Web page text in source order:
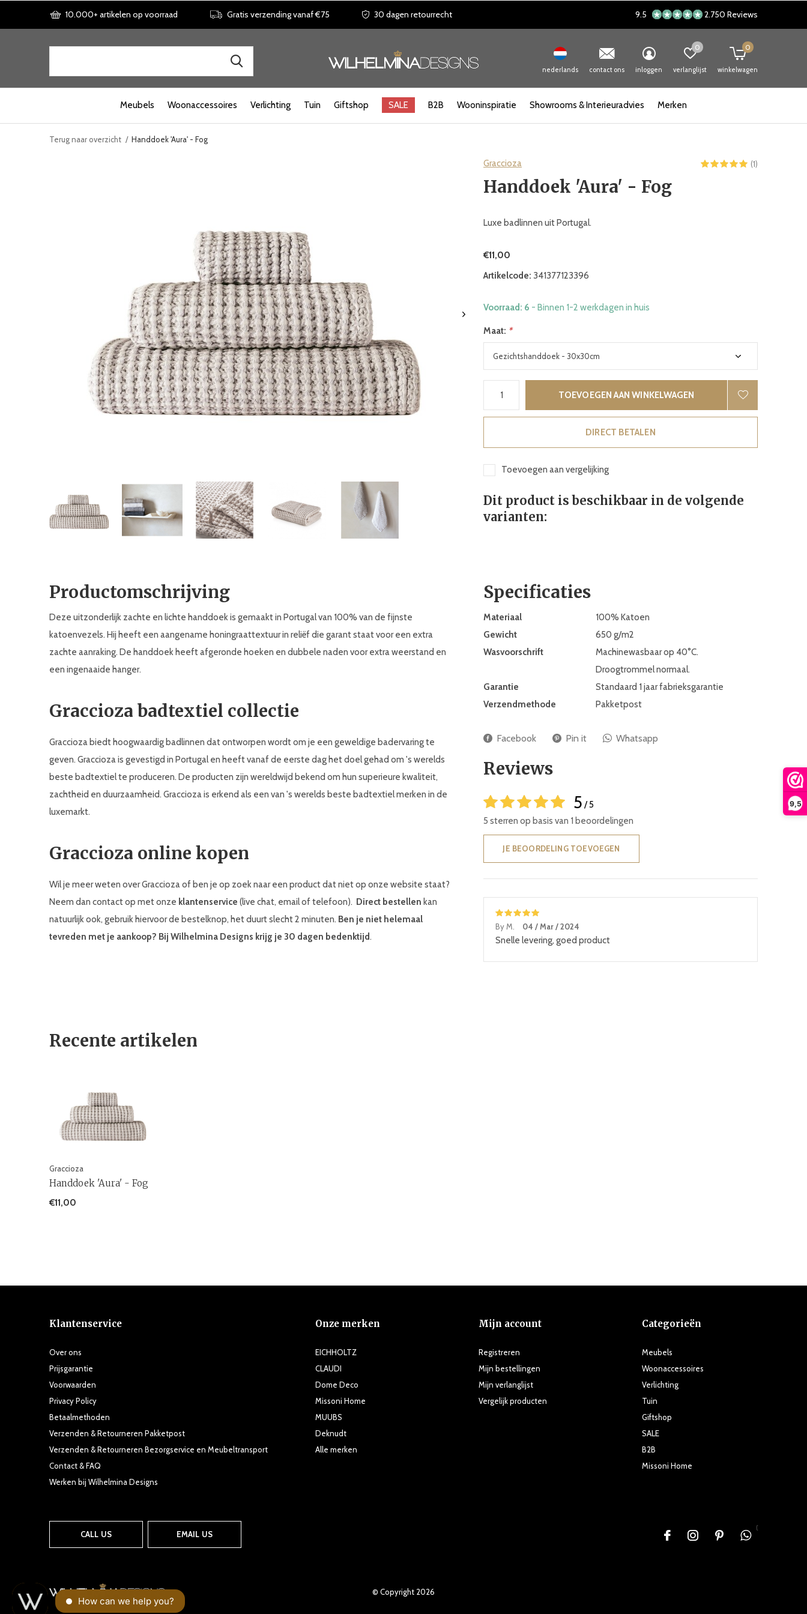
9,5
Meubels Woonaccessoires Verlichting Tuin Giftshop SALE B2B Wooninspiratie Showrooms & Interieuradvies Merken
nederlands contact ons inloggen verlanglijst
0
winkelwagen
0
10.000+ artikelen op voorraad Gratis verzending vanaf €75 30 dagen retourrecht 9.5 2.750 Reviews
Terug naar overzicht Handdoek 'Aura' - Fog
Graccioza (1)
Handdoek 'Aura' - Fog
Luxe badlinnen uit Portugal.
€11,00
Artikelcode: 341377123396
Voorraad: 6 - Binnen 1-2 werkdagen in huis
Maat: *
TOEVOEGEN AAN WINKELWAGEN
DIRECT BETALEN
Toevoegen aan vergelijking
Dit product is beschikbaar in de volgende
varianten:
Productomschrijving
Deze uitzonderlijk zachte en lichte handdoek is gemaakt in Portugal van 100% van de fijnste
katoenvezels. Hij heeft een aangename honingraattextuur in reliëf die garant staat voor een extra
zachte aanraking. De handdoek heeft afgeronde hoeken en dubbele naden voor extra weerstand en
een ingenaaide hanger.
Graccioza badtextiel collectie
Graccioza biedt hoogwaardig badlinnen dat ontworpen wordt om je een geweldige badervaring te
geven. Graccioza is gevestigd in Portugal en heeft vanaf de eerste dag het doel gehad om 's werelds
beste badtextiel te produceren. De producten zijn wereldwijd bekend om hun superieure kwaliteit,
zachtheid en duurzaamheid. Graccioza is erkend als een van 's werelds beste badtextiel merken in de
luxemarkt.
Graccioza online kopen
Wil je meer weten over Graccioza of ben je op zoek naar een product dat niet op onze website staat?
Neem dan contact op met onze klantenservice (live chat, email of telefoon). Direct bestellen kan
natuurlijk ook, gebruik hiervoor de bestelknop, het duurt slecht 2 minuten. Ben je niet helemaal
tevreden met je aankoop? Bij Wilhelmina Designs krijg je 30 dagen bedenktijd.
Specificaties
Materiaal
100% Katoen
Gewicht
650 g/m2
Wasvoorschrift
Machinewasbaar op 40°C.
Droogtrommel normaal.
Garantie
Standaard 1 jaar fabrieksgarantie
Verzendmethode
Pakketpost
Facebook Pin it Whatsapp
Reviews
5 / 5
5 sterren op basis van 1 beoordelingen
JE BEOORDELING TOEVOEGEN
By M. 04 / Mar / 2024
Snelle levering, goed product
Recente artikelen
Graccioza
Handdoek 'Aura' - Fog
€11,00
Klantenservice
Over ons
Prijsgarantie
Voorwaarden
Privacy Policy
Betaalmethoden
Verzenden & Retourneren Pakketpost
Verzenden & Retourneren Bezorgservice en Meubeltransport
Contact & FAQ
Werken bij Wilhelmina Designs
Onze merken
EICHHOLTZ
CLAUDI
Dome Deco
Missoni Home
MUUBS
Deknudt
Alle merken
Mijn account
Registreren
Mijn bestellingen
Mijn verlanglijst
Vergelijk producten
Categorieën
Meubels
Woonaccessoires
Verlichting
Tuin
Giftshop
SALE
B2B
Missoni Home
CALL US EMAIL US
{
© Copyright 2026